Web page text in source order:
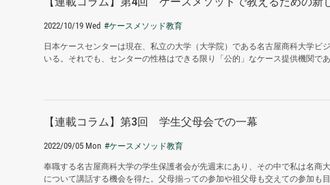
2022/10/19 Wed #ケースメソッド教育
日本ケースセンターは現在、私立の大学（大学院）である名古屋商科大学ビ
いる。それでも、センターの性格はできる限り「公的」なケース提供機関で
【連載コラム】第3回 学生父母会での一幕
2022/09/05 Mon #ケースメソッド教育
奉職する名古屋商科大学の学生保護者会が先週末にあり、その中で私は名商
について講話する機会を得た。父母揃っての参加や祖父母も交えての参加も